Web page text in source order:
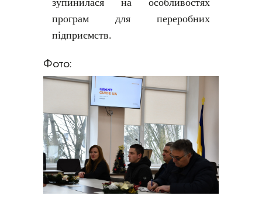
зупинилася на особливостях
програм для переробних
підприємств.
Фото: